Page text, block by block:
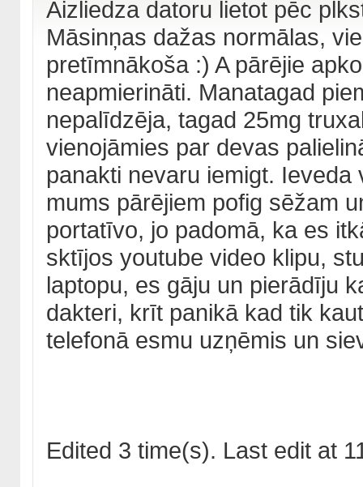
Aizliedza datoru lietot pēc
Māsinņas dažas normālas,
pretīmnākoša :) A pārējie
neapmierināti. Manatagad
nepalīdzēja, tagad 25mg
vienojāmies par devas
panakti nevaru iemigt.
mums pārējiem pofig sēžam
portatīvo, jo padomā, ka es
sktījos youtube video klipu,
laptopu, es gāju un pierādīju
dakteri, krīt panikā kad tik
telefonā esmu uzņēmis un
Edited 3 time(s). Last edit at